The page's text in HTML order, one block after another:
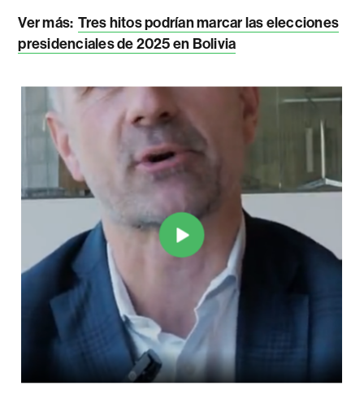
Ver más: Tres hitos podrían marcar las elecciones
presidenciales de 2025 en Bolivia